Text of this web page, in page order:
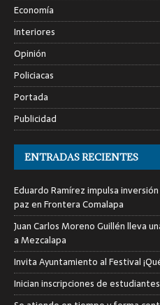
Economía
Interiores
Opinión
Policiacas
Portada
Publicidad
ENTRADAS RECIENTES
Eduardo Ramírez impulsa
paz en Frontera Comalapa
Juan Carlos Moreno Guillén lleva
a Mezcalapa
Invita Ayuntamiento al Festival
Inician inscripciones de